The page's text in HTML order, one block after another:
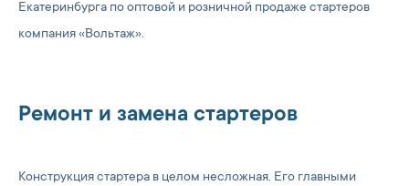
Екатеринбурга по оптовой и розничной продаже стартеров
компания «Вольтаж».
Ремонт и замена стартеров
Конструкция стартера в целом несложная. Его главными